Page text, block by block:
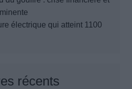
électrique qui atteint 1100
récents